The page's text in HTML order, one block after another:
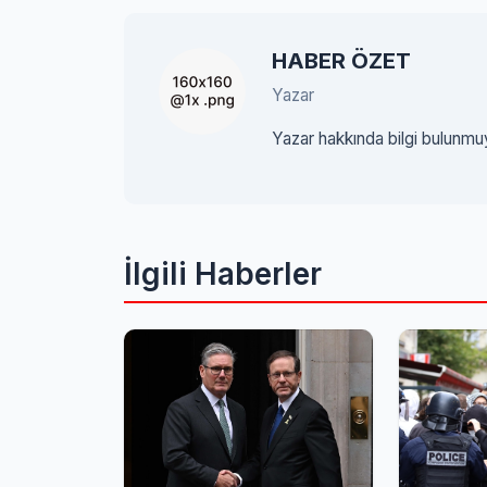
HABER ÖZET
Yazar
Yazar hakkında bilgi
İlgili Haberler